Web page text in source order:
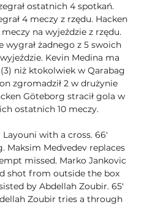
ostatnich 4 spotkań.
4 meczy z rzędu. Hacken
na wyjeździe z rzędu.
wygrał żadnego z 5 swoich
Kevin Medina ma
niż ktokolwiek w Qarabag
zgromadził 2 w drużynie
Göteborg stracił gola w
ostatnich 10 meczy.
with a cross. 66'
Maksim Medvedev replaces
missed. Marko Jankovic
shot from outside the box
by Abdellah Zoubir. 65'
Zoubir tries a through